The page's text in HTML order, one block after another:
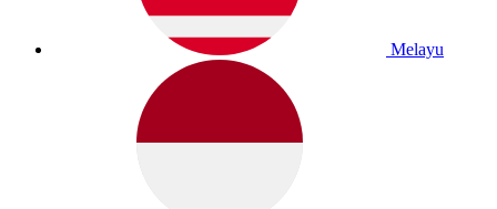
Melayu